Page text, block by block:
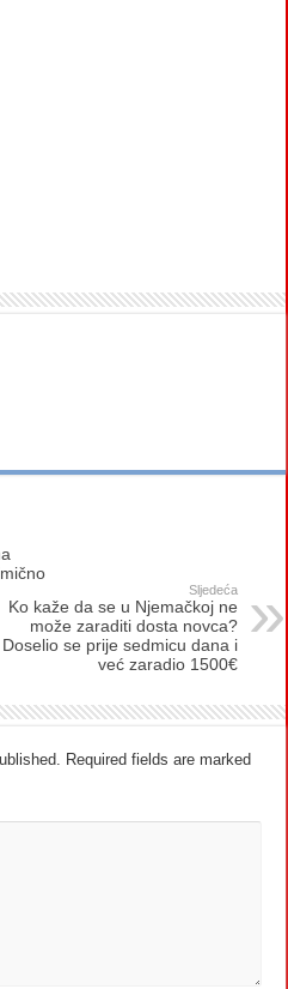
Sljedeća
Ko kaže da se u Njemačkoj ne
može zaraditi dosta novca?
Doselio se prije sedmicu dana i
već zaradio 1500€
Required fields are marked